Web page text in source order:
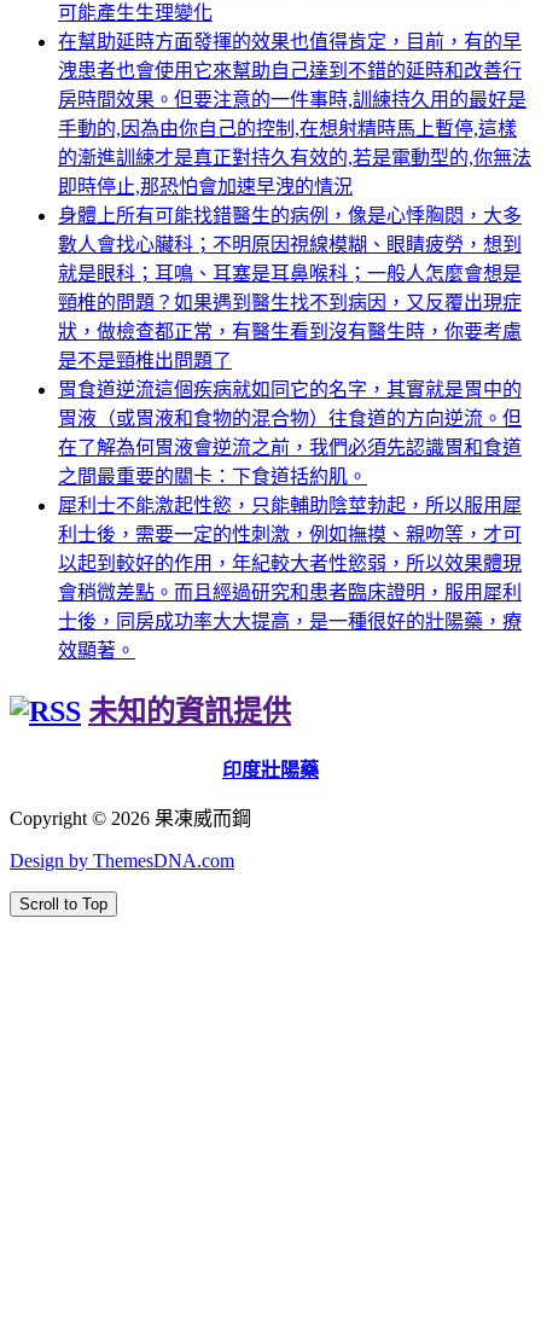
可能產生生理變化
在幫助延時方面發揮的效果也值得肯定，目前，有的早
洩患者也會使用它來幫助自己達到不錯的延時和改善行
房時間效果。但要注意的一件事時,訓練持久用的最好是
手動的,因為由你自己的控制,在想射精時馬上暫停,這樣
的漸進訓練才是真正對持久有效的,若是電動型的,你無法
即時停止,那恐怕會加速早洩的情況
身體上所有可能找錯醫生的病例，像是心悸胸悶，大多
數人會找心臟科；不明原因視線模糊、眼睛疲勞，想到
就是眼科；耳鳴、耳塞是耳鼻喉科；一般人怎麼會想是
頸椎的問題？如果遇到醫生找不到病因，又反覆出現症
狀，做檢查都正常，有醫生看到沒有醫生時，你要考慮
是不是頸椎出問題了
胃食道逆流這個疾病就如同它的名字，其實就是胃中的
胃液（或胃液和食物的混合物）往食道的方向逆流。但
在了解為何胃液會逆流之前，我們必須先認識胃和食道
之間最重要的關卡：下食道括約肌。
犀利士不能激起性慾，只能輔助陰莖勃起，所以服用犀
利士後，需要一定的性刺激，例如撫摸、親吻等，才可
以起到較好的作用，年紀較大者性慾弱，所以效果體現
會稍微差點。而且經過研究和患者臨床證明，服用犀利
士後，同房成功率大大提高，是一種很好的壯陽藥，療
效顯著。
未知的資訊提供
印度壯陽藥
Copyright © 2026 果凍威而鋼
Design by ThemesDNA.com
Scroll to Top